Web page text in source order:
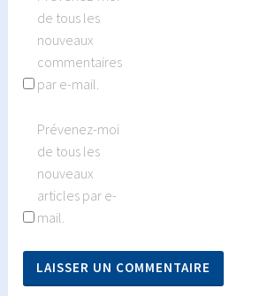
de tous les
nouveaux
commentaires
par e-mail.
Prévenez-moi
de tous les
nouveaux
articles par e-
mail.